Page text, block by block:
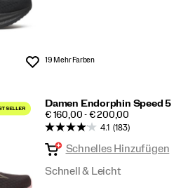
Wunschliste
19 Mehr Farben
Damen Endorphin Speed 5
PRICE
€ 160,00 - € 200,00
4.1 (183)
Schnelles Hinzufügen
Schnell & Leicht